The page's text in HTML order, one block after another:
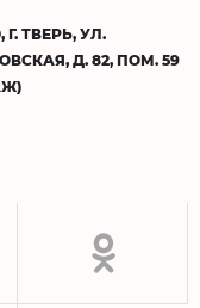
Г. ТВЕРЬ, УЛ.
Д. 82, ПОМ. 59